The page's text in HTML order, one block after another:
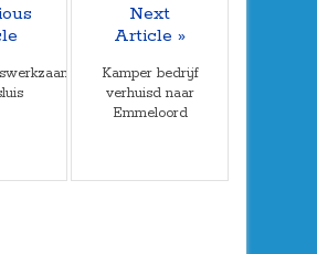
Next
Article »
Kamper bedrijf
verhuisd naar
Emmeloord